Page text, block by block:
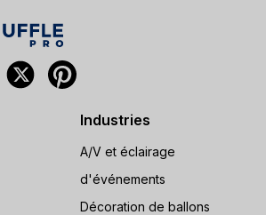
Industries
A/V et éclairage
d'événements
Décoration de ballons